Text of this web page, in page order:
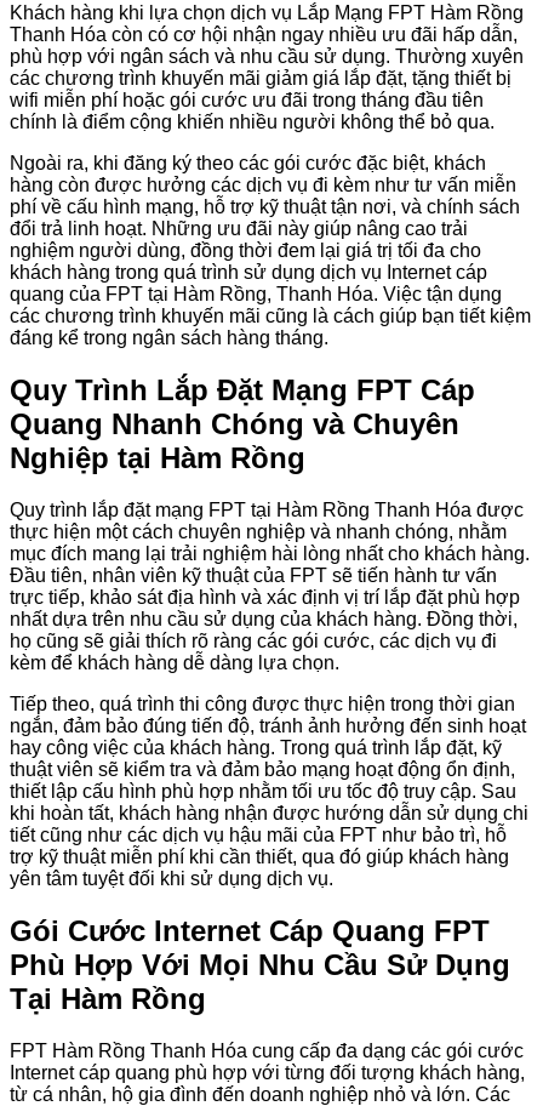
Khách hàng khi lựa chọn dịch vụ Lắp Mạng FPT Hàm Rồng
Thanh Hóa còn có cơ hội nhận ngay nhiều ưu đãi hấp dẫn,
phù hợp với ngân sách và nhu cầu sử dụng. Thường xuyên
các chương trình khuyến mãi giảm giá lắp đặt, tặng thiết bị
wifi miễn phí hoặc gói cước ưu đãi trong tháng đầu tiên
chính là điểm cộng khiến nhiều người không thể bỏ qua.
Ngoài ra, khi đăng ký theo các gói cước đặc biệt, khách
hàng còn được hưởng các dịch vụ đi kèm như tư vấn miễn
phí về cấu hình mạng, hỗ trợ kỹ thuật tận nơi, và chính sách
đổi trả linh hoạt. Những ưu đãi này giúp nâng cao trải
nghiệm người dùng, đồng thời đem lại giá trị tối đa cho
khách hàng trong quá trình sử dụng dịch vụ Internet cáp
quang của FPT tại Hàm Rồng, Thanh Hóa. Việc tận dụng
các chương trình khuyến mãi cũng là cách giúp bạn tiết kiệm
đáng kể trong ngân sách hàng tháng.
Quy Trình Lắp Đặt Mạng FPT Cáp
Quang Nhanh Chóng và Chuyên
Nghiệp tại Hàm Rồng
Quy trình lắp đặt mạng FPT tại Hàm Rồng Thanh Hóa được
thực hiện một cách chuyên nghiệp và nhanh chóng, nhằm
mục đích mang lại trải nghiệm hài lòng nhất cho khách hàng.
Đầu tiên, nhân viên kỹ thuật của FPT sẽ tiến hành tư vấn
trực tiếp, khảo sát địa hình và xác định vị trí lắp đặt phù hợp
nhất dựa trên nhu cầu sử dụng của khách hàng. Đồng thời,
họ cũng sẽ giải thích rõ ràng các gói cước, các dịch vụ đi
kèm để khách hàng dễ dàng lựa chọn.
Tiếp theo, quá trình thi công được thực hiện trong thời gian
ngắn, đảm bảo đúng tiến độ, tránh ảnh hưởng đến sinh hoạt
hay công việc của khách hàng. Trong quá trình lắp đặt, kỹ
thuật viên sẽ kiểm tra và đảm bảo mạng hoạt động ổn định,
thiết lập cấu hình phù hợp nhằm tối ưu tốc độ truy cập. Sau
khi hoàn tất, khách hàng nhận được hướng dẫn sử dụng chi
tiết cũng như các dịch vụ hậu mãi của FPT như bảo trì, hỗ
trợ kỹ thuật miễn phí khi cần thiết, qua đó giúp khách hàng
yên tâm tuyệt đối khi sử dụng dịch vụ.
Gói Cước Internet Cáp Quang FPT
Phù Hợp Với Mọi Nhu Cầu Sử Dụng
Tại Hàm Rồng
FPT Hàm Rồng Thanh Hóa cung cấp đa dạng các gói cước
Internet cáp quang phù hợp với từng đối tượng khách hàng,
từ cá nhân, hộ gia đình đến doanh nghiệp nhỏ và lớn. Các